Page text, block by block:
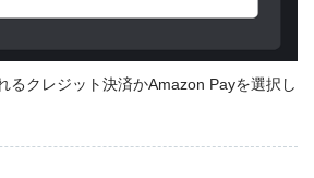
るクレジット決済かAmazon Payを選択し